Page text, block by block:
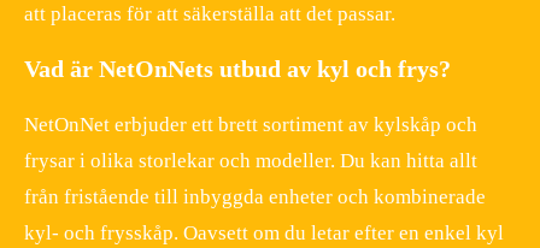
att placeras för att säkerställa att det passar.
Vad är NetOnNets utbud av kyl och frys?
NetOnNet erbjuder ett brett sortiment av kylskåp och
frysar i olika storlekar och modeller. Du kan hitta allt
från fristående till inbyggda enheter och kombinerade
kyl- och frysskåp. Oavsett om du letar efter en enkel kyl